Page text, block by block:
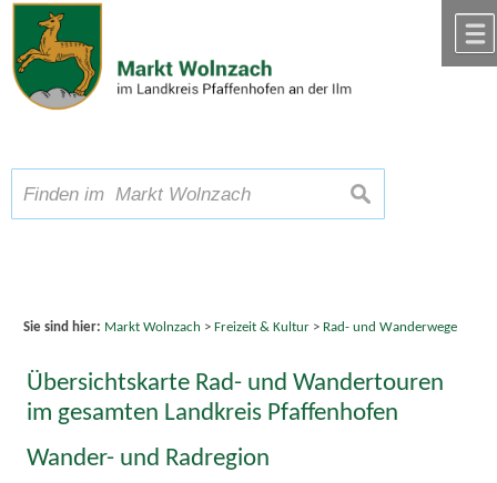
Zum Inhalt,zur Navigation
Schriftgröße A A A suchen
Sie sind hier: Markt Wolnzach > Freizeit & Kultur> Rad- und Wanderwege
Übersichtskarte Rad- und Wandertouren
im gesamten Landkreis Pfaffenhofen
Wander- und Radregion